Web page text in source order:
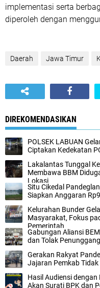
implementasi serta
diperoleh dengan
Daerah Jawa Timur
DIREKOMENDASIKAN
POLSEK LABUAN
Ciptakan Kedekatan
Lakalantas Tunggal
Membawa BBM
Lokasi
Situ Cikedal
Siapkan Anggaran
Kelurahan Bunder
Masyarakat, Fokus
Pemerintah
Gabungan Aliansi
dan Tolak
Gerakan Rakyat
Jajaran Pemkab Tidak
Hasil Audiensi
Akan Surati BPK dan